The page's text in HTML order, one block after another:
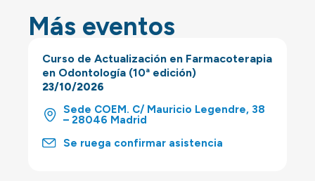
Más eventos
Curso de Actualización en Farmacoterapia
en Odontología (10ª edición)
23/10/2026
Sede COEM. C/ Mauricio Legendre, 38
– 28046 Madrid
Se ruega confirmar asistencia